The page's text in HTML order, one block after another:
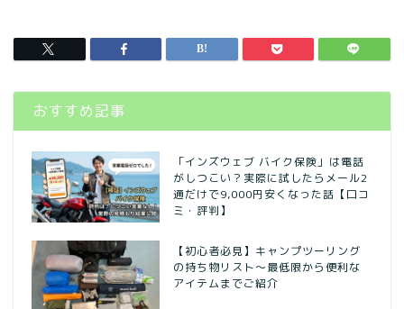
おすすめ記事
「インズウェブ バイク保険」は電話
がしつこい？実際に試したらメール2
通だけで9,000円安くなった話【口コ
ミ・評判】
【初心者必見】キャンプツーリング
の持ち物リスト〜最低限から便利な
アイテムまでご紹介